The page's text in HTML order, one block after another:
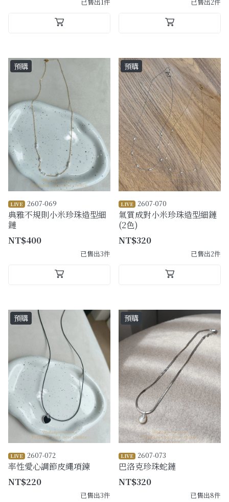
預購
LIVE 2607-069
典雅不規則小米珍珠造型細
鏈
NT$400
已售出3件
預購
LIVE 2607-070
氣質成對小米珍珠造型細鏈
(2色)
NT$320
已售出2件
預購
LIVE 2607-072
率性愛心調節皮繩項鍊
NT$220
已售出3件
預購
LIVE 2607-073
巴洛克珍珠蛇鏈
NT$320
已售出8件